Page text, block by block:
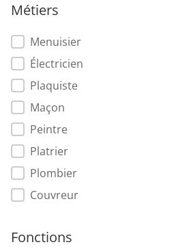
Métiers
Métiers
Menuisier
Électricien
Plaquiste
Maçon
Peintre
Platrier
Plombier
Couvreur
Fonctions